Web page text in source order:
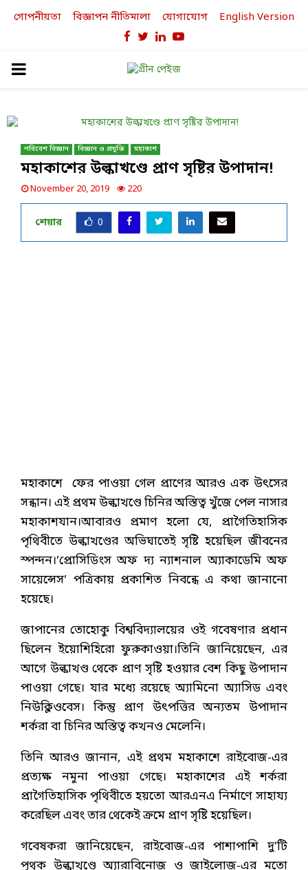
গোপনীয়তা বিজ্ঞাপন নীতিমালা যোগাযোগ English Version
Facebook
TwitterLinkedinYoutube
PRIMARY
পরিবেশ বিজ্ঞান বিজ্ঞান ও প্রযুক্তি মহাকাশ
মহাকাশের উল্কাখণ্ডে প্রাণ সৃষ্টির উপাদান!
November 20, 2019 220
শেয়ার 0
মহাকাশে ফের পাওয়া গেল প্রাণের আরও এক উৎসের
সন্ধান। এই প্রথম উল্কাখণ্ডে চিনির অস্তিত্ব খুঁজে পেল নাসার
মহাকাশযান।আবারও প্রমাণ হলো যে, প্রাগৈতিহাসিক
পৃথিবীতে উল্কাখণ্ডের অভিঘাতেই সৃষ্টি হয়েছিল জীবনের
স্পন্দন।’প্রোসিডিংস অফ দ্য ন্যাশনাল অ্যাকাডেমি অফ
সায়েন্সেস’ পত্রিকায় প্রকাশিত নিবন্ধে এ কথা জানানো
হয়েছে।
জাপানের তোহোকু বিশ্ববিদ্যালয়ের ওই গবেষণার প্রধান
ছিলেন ইয়োশিহিরো ফুরুকাওয়া।তিনি জানিয়েছেন, এর
আগে উল্কাখণ্ড থেকে প্রাণ সৃষ্টি হওয়ার বেশ কিছু উপাদান
পাওয়া গেছে। যার মধ্যে রয়েছে অ্যামিনো অ্যাসিড এবং
নিউক্লিওবেস। কিন্তু প্রাণ উৎপত্তির অন্যতম উপাদান
শর্করা বা চিনির অস্তিত্ব কখনও মেলেনি।
তিনি আরও জানান, এই প্রথম মহাকাশে রাইবোজ-এর
প্রত্যক্ষ নমুনা পাওয়া গেছে। মহাকাশের এই শর্করা
প্রাগৈতিহাসিক পৃথিবীতে হয়তো আরএনএ নির্মাণে সাহায্য
করেছিল এবং তার থেকেই ক্রমে প্রাণ সৃষ্টি হয়েছিল।
গবেষকরা জানিয়েছেন, রাইবোজ-এর পাশাপাশি দু’টি
পৃথক উল্কাখণ্ডে অ্যারাবিনোজ ও জাইলোজ-এর মতো